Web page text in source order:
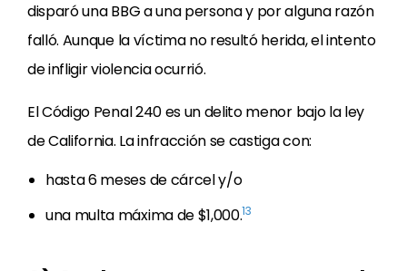
disparó una BBG a una persona y por alguna razón
falló. Aunque la víctima no resultó herida, el intento
de infligir violencia ocurrió.
El Código Penal 240 es un delito menor bajo la ley
de California. La infracción se castiga con:
hasta 6 meses de cárcel y/o
una multa máxima de $1,000.13